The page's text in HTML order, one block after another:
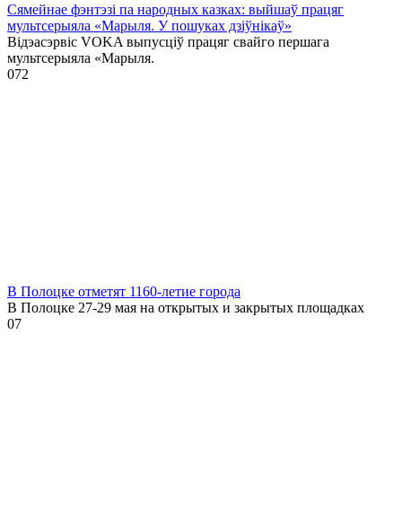
Сямейнае фэнтэзі па народных казках: выйшаў працяг
мультсерыяла «Марыля. У пошуках дзіўнікаў»
Відэасэрвіс VOKA выпусціў працяг свайго першага
мультсерыяла «Марыля.
072
В Полоцке отметят 1160-летие города
В Полоцке 27-29 мая на открытых и закрытых площадках
07